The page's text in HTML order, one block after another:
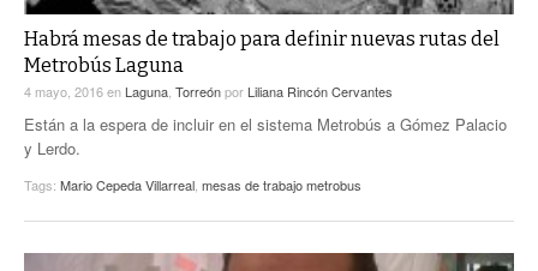
Habrá mesas de trabajo para definir nuevas rutas del
Metrobús Laguna
4 mayo, 2016en Laguna Torreónpor Liliana Rincón Cervantes
Están a la espera de incluir en el sistema Metrobús a Gómez Palacio
y Lerdo.
Tags: Mario Cepeda Villarreal mesas de trabajo metrobus